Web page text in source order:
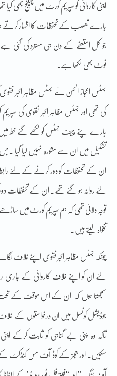
اپنی کاروائی کو سپریم کورٹ میں چیلنج بھی
بارے تعصب کے تحفظات کا اظہار کرتے
جو کل استعفے کے دن ہی مسترد کی گئی ہے
نوٹ بھی لکھا ہے۔
جسٹس اعجاز الحسن نے جسٹس مظاہر اکبر
کی تھی اور جسٹس مظاہر اکبر نقوی کی
بارے اپنے چیف جسٹس کو لکھے گئے خط میں
تشکیل میں ان سے مشورہ نہیں لیا گیا
ان کے تحفظات کو دور کرنے کے لئے رابطہ
لئے روانہ ہو گئے تھے۔ ان کے تحفظات
توجہ دلائی تھی کہ ہم سپریم کورٹ میں
تنخواہ لیتے ہیں۔
چونکہ جسٹس مظاہر اکبر نقوی اپنے خلاف
لئے ان کو اپنے خلاف کاروائی کے جاری
سمجھتا ہوں کہ ان کے اس موقف کے تحت
جوڈیشل کونسل میں ان درخواستوں کے خلاف
تاکہ وہ اپنی بے گناہی کو ثابت کرکے